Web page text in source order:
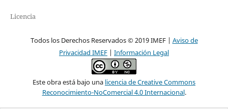
Licencia
Todos los Derechos Reservados © 2019 IMEF | Aviso de
Privacidad IMEF | Información Legal
Este obra está bajo una licencia de Creative Commons
Reconocimiento-NoComercial 4.0 Internacional.